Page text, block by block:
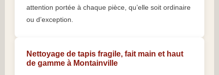
attention portée à chaque pièce, qu’elle soit ordinaire
ou d’exception.
Nettoyage de tapis fragile, fait main et haut
de gamme à Montainville